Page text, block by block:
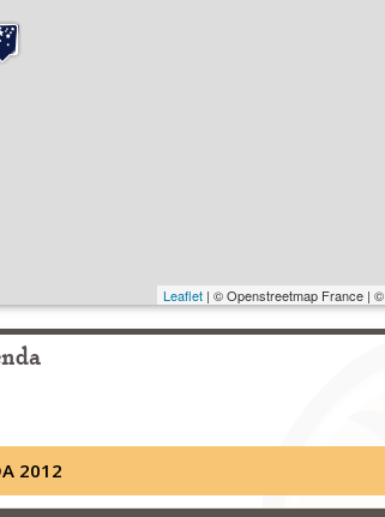
Leaflet| © Openstreetmap France | ©
2012